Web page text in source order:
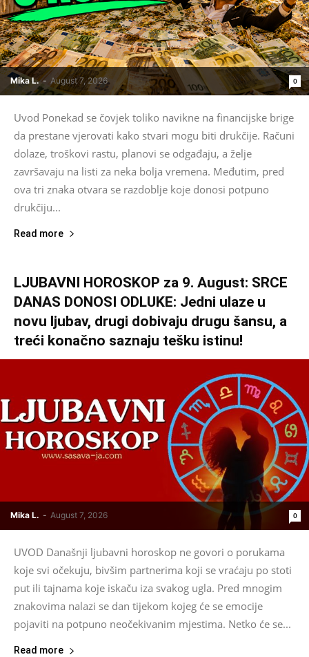
Mika L. - August 7, 2026 0
Uvod Ponekad se čovjek toliko navikne na financijske brige
da prestane vjerovati kako stvari mogu biti drukčije. Računi
dolaze, troškovi rastu, planovi se odgađaju, a želje
završavaju na listi za neka bolja vremena. Međutim, pred
ova tri znaka otvara se razdoblje koje donosi potpuno
drukčiju...
Read more
LJUBAVNI HOROSKOP za 9. August: SRCE
DANAS DONOSI ODLUKE: Jedni ulaze u
novu ljubav, drugi dobivaju drugu šansu, a
treći konačno saznaju tešku istinu!
Mika L. - August 7, 2026 0
UVOD Današnji ljubavni horoskop ne govori o porukama
koje svi očekuju, bivšim partnerima koji se vraćaju po stoti
put ili tajnama koje iskaču iza svakog ugla. Pred mnogim
znakovima nalazi se dan tijekom kojeg će se emocije
pojaviti na potpuno neočekivanim mjestima. Netko će se...
Read more